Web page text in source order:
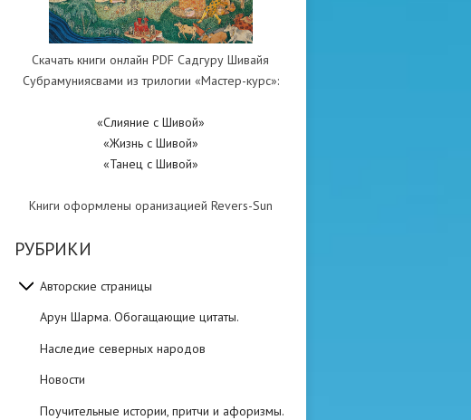
Скачать книги онлайн PDF Садгуру Шивайя
Субрамуниясвами из трилогии «Мастер-курс»:
«Слияние с Шивой»
«Жизнь с Шивой»
«Танец с Шивой»
Книги оформлены оранизацией Revers-Sun
РУБРИКИ
Авторские страницы
Арун Шарма. Обогащающие цитаты.
Наследие северных народов
Новости
Поучительные истории, притчи и афоризмы.